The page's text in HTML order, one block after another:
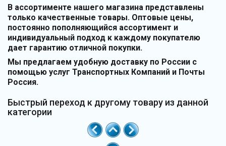
В ассортименте нашего магазина представлены
только качественные товары. Оптовые цены,
постоянно пополняющийся ассортимент и
индивидуальный подход к каждому покупателю
дает гарантию отличной покупки.
Мы предлагаем удобную доставку по России с
помощью услуг Транспортных Компаний и Почты
Россия.
Быстрый переход к другому товару из данной
категории